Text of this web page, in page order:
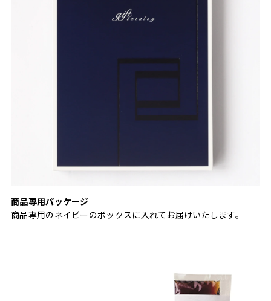
商品専用パッケージ
商品専用のネイビーのボックスに入れてお届けいたします。